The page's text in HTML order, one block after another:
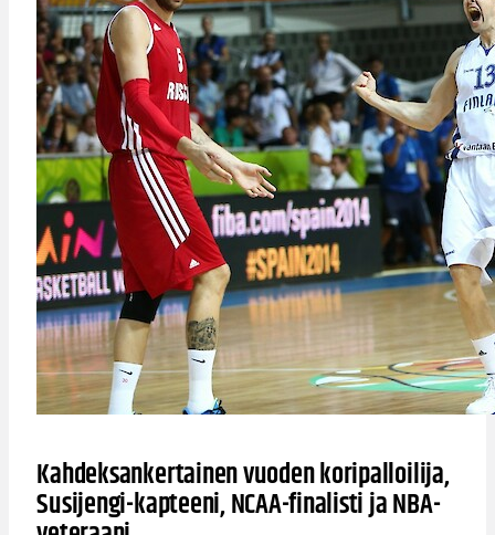
Kahdeksankertainen vuoden koripalloilija,
Susijengi-kapteeni, NCAA-finalisti ja NBA-